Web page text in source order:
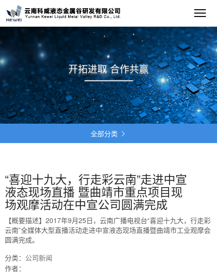
开拓进取 合作共赢
全部分类 
“喜迎十九大，行走彩云南”走进中宣
液态现场直播 暨曲靖市重点项目现
场观摩活动在中宣公司圆满完成
【概要描述】 2017年9月25日，云南广播电视台“喜迎十九大，行走彩
云南”全媒体大型直播活动走进中宣液态现场直播暨曲靖市工业观摩会
圆满完成。
分类： 公司新闻
作者：